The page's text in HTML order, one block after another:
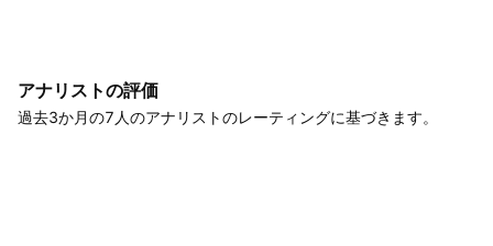
アナリストの評価
過去3か月の7人のアナリストのレーティングに基づきます。